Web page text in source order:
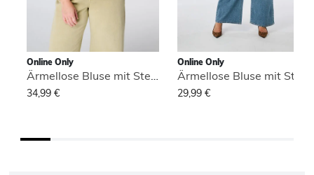
Online Only
34,99 €
Online Only
29,99 €